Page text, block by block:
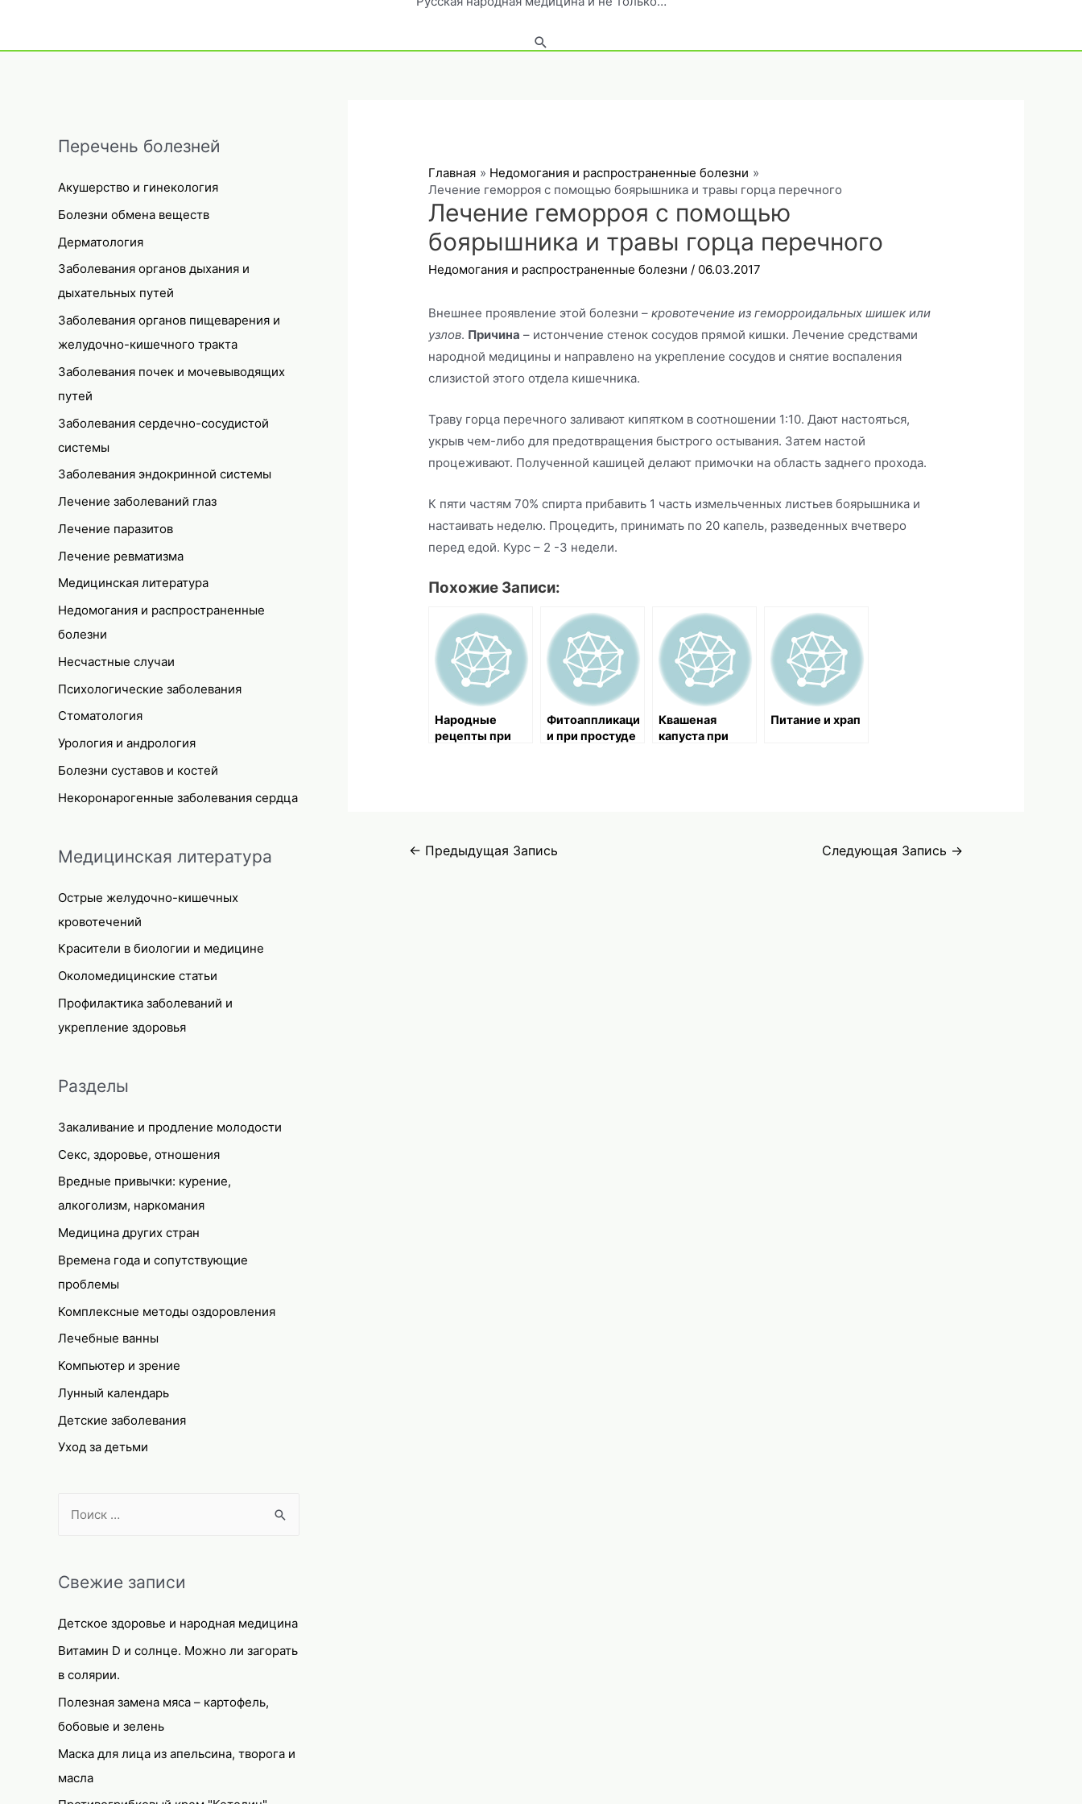
Поиск
Перечень болезней
Акушерство и гинекология
Болезни обмена веществ
Дерматология
Заболевания органов дыхания и
дыхательных путей
Заболевания органов пищеварения и
желудочно-кишечного тракта
Заболевания почек и мочевыводящих
путей
Заболевания сердечно-сосудистой
системы
Заболевания эндокринной системы
Лечение заболеваний глаз
Лечение паразитов
Лечение ревматизма
Медицинская литература
Недомогания и распространенные
болезни
Несчастные случаи
Психологические заболевания
Стоматология
Урология и андрология
Болезни суставов и костей
Некоронарогенные заболевания сердца
Медицинская литература
Острые желудочно-кишечных
кровотечений
Красители в биологии и медицине
Околомедицинские статьи
Профилактика заболеваний и
укрепление здоровья
Разделы
Закаливание и продление молодости
Секс, здоровье, отношения
Вредные привычки: курение,
алкоголизм, наркомания
Медицина других стран
Времена года и сопутствующие
проблемы
Комплексные методы оздоровления
Лечебные ванны
Компьютер и зрение
Лунный календарь
Детские заболевания
Уход за детьми
r
h
f
o
r
:
Свежие записи
Детское здоровье и народная медицина
Витамин D и солнце. Можно ли загорать
в солярии.
Полезная замена мяса – картофель,
бобовые и зелень
Маска для лица из апельсина, творога и
масла
Главная
Недомогания и распространенные болезни
Лечение геморроя с помощью боярышника и травы горца перечного
Лечение геморроя с помощью
боярышника и травы горца перечного
Недомогания и распространенные болезни / 06.03.2017
Внешнее проявление этой болезни –кровотечение из геморроидальных шишек или
узлов. Причина – истончение стенок сосудов прямой кишки. Лечение средствами
народной медицины и направлено на укрепление сосудов и снятие воспаления
слизистой этого отдела кишечника.
Траву горца перечного заливают кипятком в соотношении 1:10. Дают настояться,
укрыв чем-либо для предотвращения быстрого остывания. Затем настой
процеживают. Полученной кашицей делают примочки на область заднего прохода.
К пяти частям 70% спирта прибавить 1 часть измельченных листьев боярышника и
настаивать неделю. Процедить, принимать по 20 капель, разведенных вчетверо
перед едой. Курс – 2 -3 недели.
Похожие Записи:
Народные
рецепты при
Фитоаппликаци
и при простуде
Квашеная
капуста при
Питание и храп
Навигация
← Предыдущая Запись Следующая Запись →